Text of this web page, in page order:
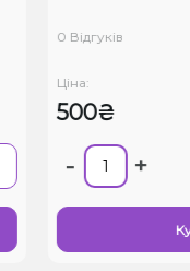
0 Відгуків
500₴